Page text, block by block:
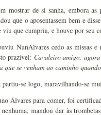
mostrar de si sanha, embora as
que o aposentassem bem e
viu que cumpria, e houve por seu
NunÁlvares cedo as missas e
prazível: Cavaleiro amigo, agora
que se venham ao caminho
se logo, maravilhando-se
Álvares para comer, foi
mandou dar às